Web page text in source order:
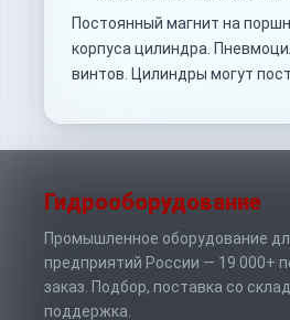
Постоянный магнит на
корпуса цилиндра.
винтов. Цилиндры могут
Гидрооборудование
Промышленное оборудование
предприятий России — 19 000+
заказ. Подбор, поставка со
поддержка.